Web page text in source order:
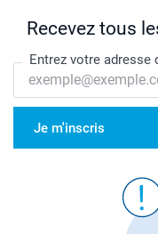
Recevez tous
Entrez votre adresse
Je m'inscris